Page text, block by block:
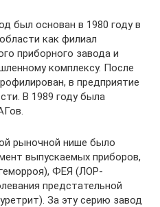
был основан в 1980 году в
как филиал
приборного завода и
комплексу. После
в предприятие
В 1989 году была
рыночной нише было
выпускаемых приборов,
ФЕЯ (ЛОР-
предстательной
За эту серию завод